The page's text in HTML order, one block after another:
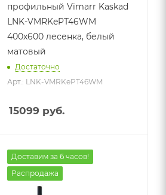
профильный Vimarr Kaskad
LNK-VMRKePT46WM
400х600 лесенка, белый
матовый
Достаточно
Арт.: LNK-VMRKePT46WM
15099 руб.
Доставим за 6 часов!
Распродажа